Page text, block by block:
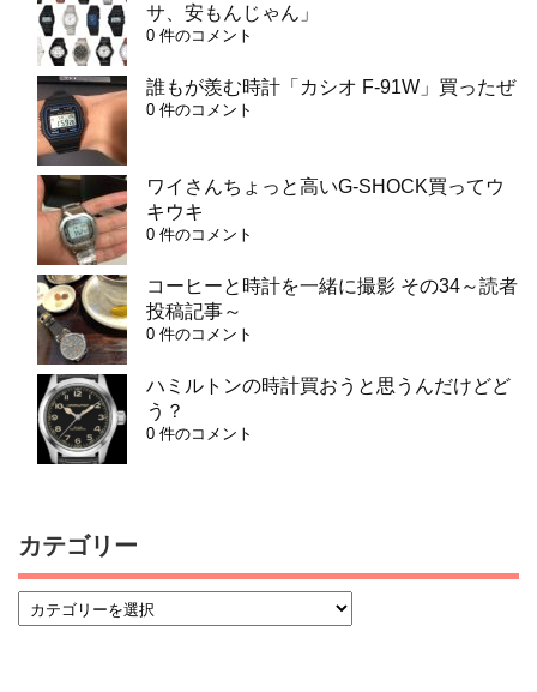
サ、安もんじゃん」
0 件のコメント
誰もが羨む時計「カシオ F-91W」買ったぜ
0 件のコメント
ワイさんちょっと高いG-SHOCK買ってウ
キウキ
0 件のコメント
コーヒーと時計を一緒に撮影 その34～読者
投稿記事～
0 件のコメント
ハミルトンの時計買おうと思うんだけどど
う？
0 件のコメント
カテゴリー